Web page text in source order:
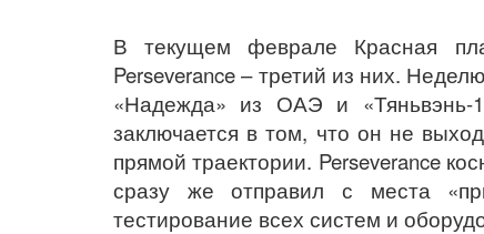
В текущем феврале Красная
Perseverance – третий из них.
«Надежда» из ОАЭ и «Тяньвэнь-
заключается в том, что он не
прямой траектории. Perseverance
сразу же отправил с места
тестирование всех систем и